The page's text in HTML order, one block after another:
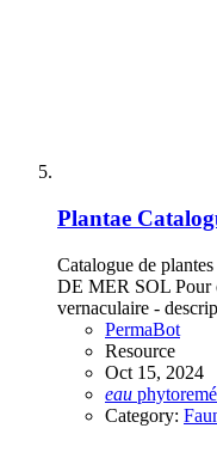
Plantae
Catalogue de
DE MER SOL Pour
vernaculaire -
PermaBot
Resource
Oct 15, 2024
eau
Category: